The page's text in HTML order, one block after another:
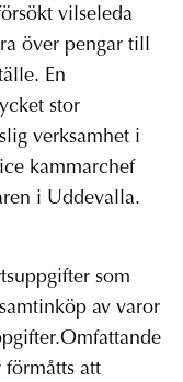
vilseleda
över pengar till
En
stor
verksamhet i
kammarchef
i Uddevalla.
som
av varor
förmåtts att